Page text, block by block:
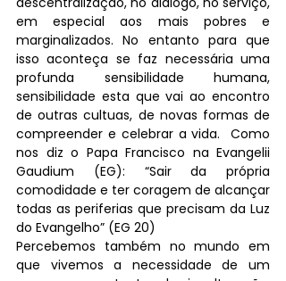
em especial aos mais pobres e
marginalizados. No entanto para que
isso aconteça se faz necessária uma
profunda sensibilidade humana,
sensibilidade esta que vai ao encontro
de outras cultuas, de novas formas de
compreender e celebrar a vida.  Como
nos diz o Papa Francisco na Evangelii
Gaudium (EG): “Sair da própria
comodidade e ter coragem de alcançar
todas as periferias que precisam da Luz
do Evangelho” (EG 20)
Percebemos também no mundo em
que vivemos a necessidade de um